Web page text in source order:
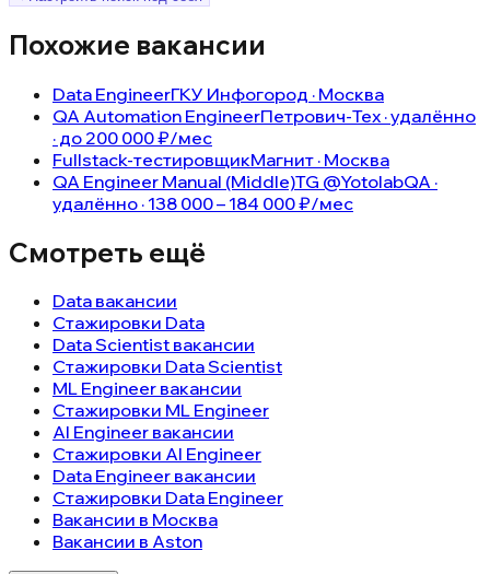
Похожие вакансии
Data EngineerГКУ Инфогород · Москва
QA Automation EngineerПетрович-Тех · удалённо
· до 200 000 ₽/мес
Fullstack-тестировщикМагнит · Москва
QA Engineer Manual (Middle)TG @YotolabQA ·
удалённо · 138 000 – 184 000 ₽/мес
Смотреть ещё
Data вакансии
Стажировки Data
Data Scientist вакансии
Стажировки Data Scientist
ML Engineer вакансии
Стажировки ML Engineer
AI Engineer вакансии
Стажировки AI Engineer
Data Engineer вакансии
Стажировки Data Engineer
Вакансии в Москва
Вакансии в Aston